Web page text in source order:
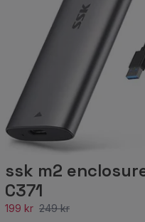
ssk m2
C371
199 kr 249 kr